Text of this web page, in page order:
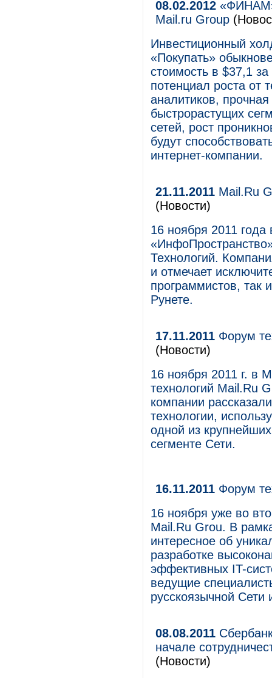
08.02.2012
Mail.ru Group
Инвестиционный
«Покупать»
стоимость в $37,1
потенциал роста от
аналитиков,
быстрорастущих
сетей, рост
будут
интернет-компании.
21.11.2011 Mail.Ru
(Новости)
16 ноября 2011
Технологий.
и отмечает
программистов, так
Рунете.
17.11.2011 Форум
(Новости)
16 ноября 2011 г. в
технологий Mail.Ru
компании
технологии,
одной из
сегменте Сети.
16.11.2011 Форум
16 ноября уже во
Mail.Ru Grou. В
интересное об
разработке
эффективных IT-
ведущие
русскоязычной Сети
08.08.2011
начале
(Новости)